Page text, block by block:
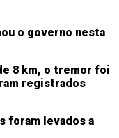
o governo nesta
8 km, o tremor foi
registrados
foram levados a